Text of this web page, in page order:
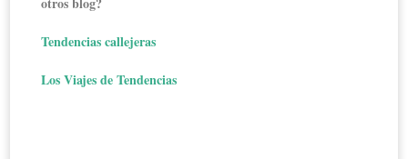
Tendencias callejeras
Los Viajes de Tendencias